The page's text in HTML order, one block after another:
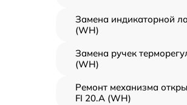
Замена индикаторной
(WH)
Замена ручек
(WH)
Ремонт механизма
FI 20.A (WH)